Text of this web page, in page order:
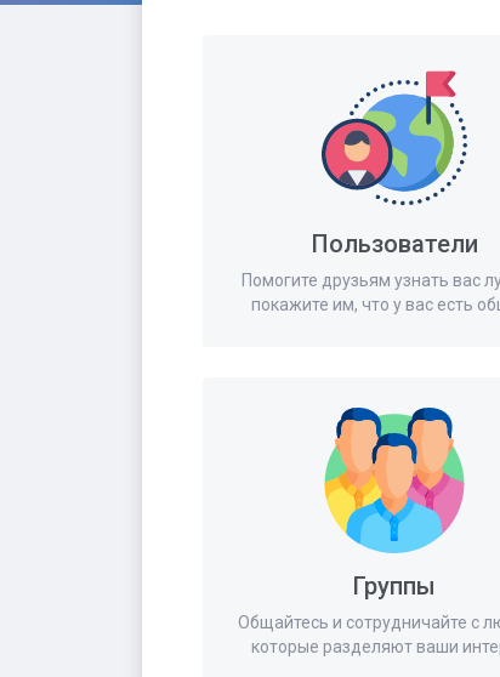
Пользователи
Помогите друзьям узнать вас
покажите им, что у вас есть
Группы
Общайтесь и сотрудничайте с
которые разделяют ваши